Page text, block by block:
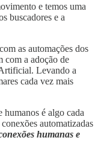
e temos uma
buscadores e a
as automações dos
com a adoção de
Levando a
cada vez mais
é algo cada
automatizadas
humanas e